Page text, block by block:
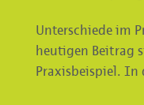
Unterschiede im
heutigen Beitrag
Praxisbeispiel. In